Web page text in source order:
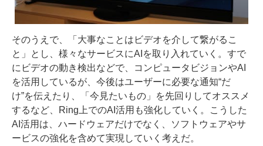
そのうえで、「大事なことはビデオを介して繋がるこ
と」とし、様々なサービスにAIを取り入れていく。すで
にビデオの動き検出などで、コンピュータビジョンやAI
を活用しているが、今後はユーザーに必要な通知“だ
け”を伝えたり、「今見たいもの」を先回りしてオススメ
するなど、Ring上でのAI活用も強化していく。こうした
AI活用は、ハードウェアだけでなく、ソフトウェアやサ
ービスの強化を含めて実現していく考えだ。